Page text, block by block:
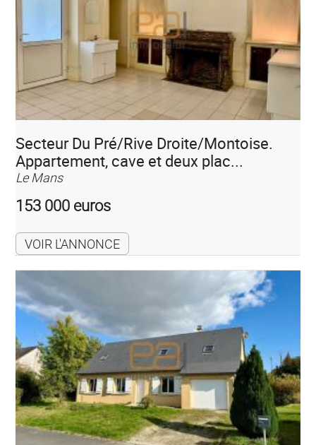
Secteur Du Pré/Rive Droite/Montoise.
Appartement, cave et deux plac...
Le Mans
153 000 euros
VOIR L'ANNONCE